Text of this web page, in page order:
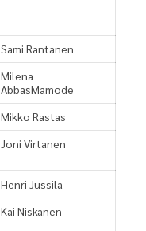
Sami Rantanen
Milena
AbbasMamode
Mikko Rastas
Joni Virtanen
Henri Jussila
Kai Niskanen